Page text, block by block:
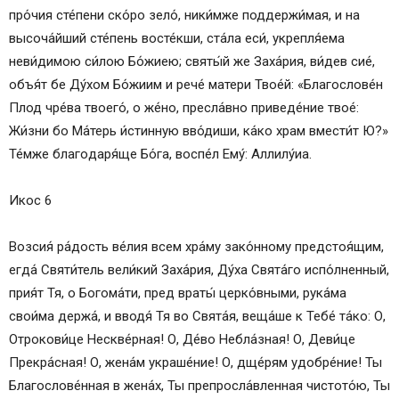
про́чия сте́пени ско́ро зело́, ники́мже поддержи́мая, и на
высоча́йший сте́пень восте́кши, ста́ла еси́, укрепля́ема
неви́димою си́­лою Бо́­жиею; свя­ты́й же Заха́рия, ви́­дев сие́,
объя́т бе Ду́­хом Бо́­жи­им и ре­че́ ма­те­ри Тво­е́й: «Бла­го­сло­ве́н
Плод чре́ва тво­его́, о же́но, пресла́вно приведе́ние твое́:
Жи́з­ни бо Ма́­терь и́стинную вво́диши, ка́­ко храм вмести́т Ю?»
Те́м­же бла­го­да­ря́­ще Бо́­га, воспе́л Ему́: Алли­лу́иа.
Икос 6
Воз­сия́ ра́­дость ве́лия всем хра́­му зако́нному предстоя́щим,
ег­да́ Святи́тель ве­ли́­кий Заха́рия, Ду́­ха Свя­та́­го ис­по́л­нен­ный,
прия́т Тя, о Бо­го­ма́­ти, пред враты́ церко́вными, рука́ма
свои́ма держа́, и вводя́ Тя во Свя­та́я, веща́ше к Те­бе́ та́­ко: О,
От­ро­ко­ви́­це Нескве́рная! О, Де́­во Небла́зная! О, Деви́це
Прекра́сная! О, жена́м укра­ше́­ние! О, дще́рям удо­бре́­ние! Ты
Бла­го­сло­ве́н­ная в же­на́х, Ты препросла́вленная чис­то­то́ю, Ты